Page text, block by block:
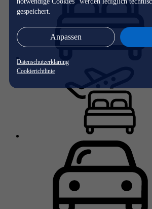
gespeichert.
Anpassen
Datenschutzerklärung
Cookierichtlinie